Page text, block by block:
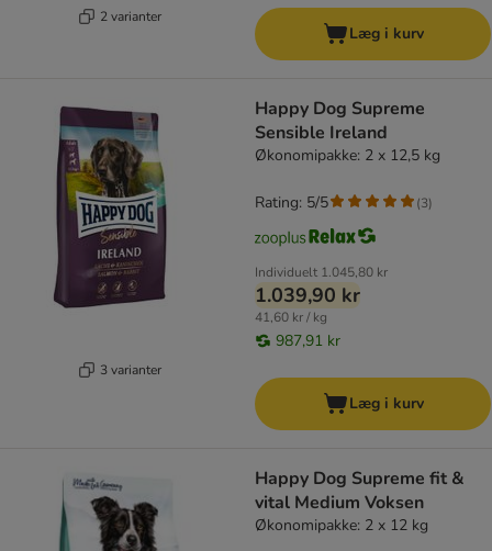
2 varianter
Læg i kurv
3 varianter
Happy Dog Supreme
Sensible Ireland
Økonomipakke: 2 x 12,5 kg
Individuelt 1.045,80 kr
1.039,90 kr
41,60 kr / kg
987,91 kr
Rating: 5/5 (3)
Læg i kurv
Happy Dog Supreme fit &
vital Medium Voksen
Økonomipakke: 2 x 12 kg